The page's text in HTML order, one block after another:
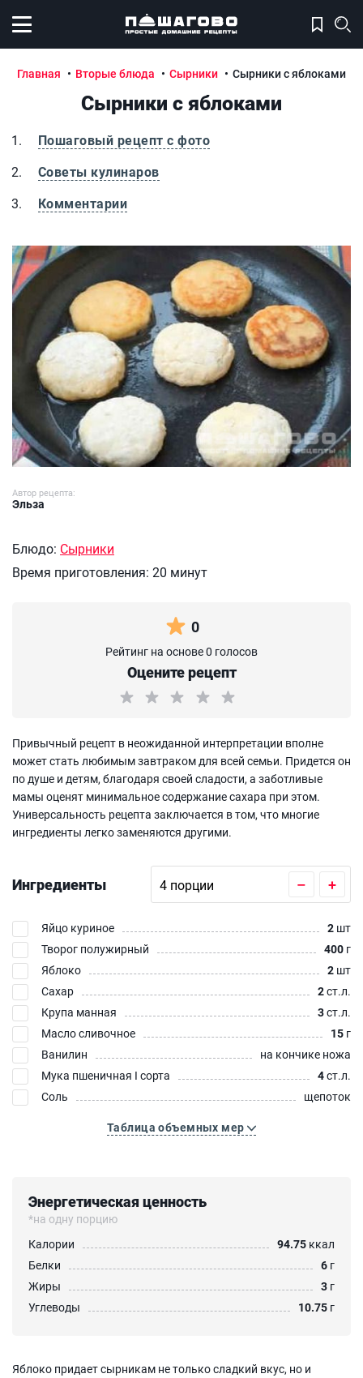
Открыть меню
Главная Вторые блюда Сырники Сырники с яблоками
Сырники с яблоками
Пошаговый рецепт с фото
Советы кулинаров
Комментарии
Сырники с яблоками
Автор рецепта:
Эльза
Блюдо: Сырники
Время приготовления: 20 минут
0
Рейтинг на основе 0 голосов
Оцените рецепт
Привычный рецепт в неожиданной интерпретации вполне
может стать любимым завтраком для всей семьи. Придется он
по душе и детям, благодаря своей сладости, а заботливые
мамы оценят минимальное содержание сахара при этом.
Универсальность рецепта заключается в том, что многие
ингредиенты легко заменяются другими.
Ингредиенты – +
Яйцо куриное 2 шт
Творог полужирный
400 г
Яблоко
2 шт
Сахар
2ст.л.
Крупа манная
3ст.л.
Масло сливочное
15 г
Ванилин
на кончике ножа
Мука пшеничная I сорта
4ст.л.
Соль
щепоток
Таблица объемных мер
Энергетическая ценность
*на одну порцию
Калории
94.75 ккал
Белки
6 г
Жиры
3 г
Углеводы
10.75 г
Яблоко придает сырникам не только сладкий вкус, но и